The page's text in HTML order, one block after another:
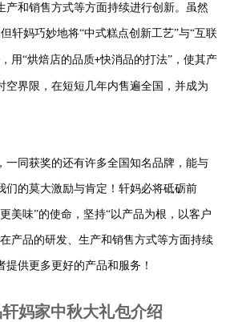
和销售方式等方面持续进行创新。 虽然
轩妈巧妙地将“中式糕点创新工艺”与“互联
用“烘焙店的品质+快消品的打法”，使其产
空界限，在短短几年内售遍全国，并成为
一同获奖的还有许多全国知名品牌，能与
的莫大激励与肯定！ 轩妈必将砥砺前
美味”的使命，坚持“以产品为根，以客户
产品的研发、生产和销售方式等方面持续
供更多更好的产品和服务！
妈家中秋大礼包介绍